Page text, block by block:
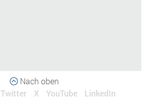
Nach oben
Twitter X YouTube LinkedIn